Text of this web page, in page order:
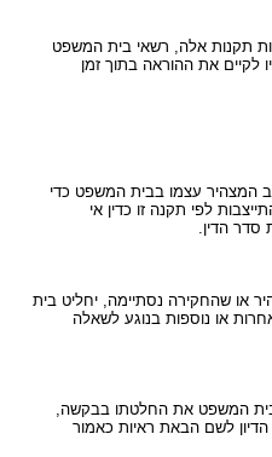
תקנות אלה, רשאי בית המשפט
לקיים את ההוראה בתוך זמן
המצהיר עצמו בבית המשפט כדי
לפי תקנה זו כדין אי
או שהחקירה נסתיימה, יחליט בית
או נוספות בנוגע לשאלה
בית המשפט את החלטתו בבקשה,
לשם הבאת ראיות כאמור